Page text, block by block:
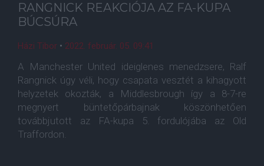
RANGNICK REAKCIÓJA AZ FA-KUPA
BÚCSÚRA
Házi Tibor • 2022. február. 05. 09:41
A Manchester United ideiglenes menedzsere, Ralf
Rangnick úgy véli, hogy csapata vesztét a kihagyott
helyzetek okozták, a Middlesbrough így a 8-7-re
megnyert büntetőpárbajnak köszönhetően
továbbjutott az FA-kupa 5. fordulójába az Old
Traffordon.